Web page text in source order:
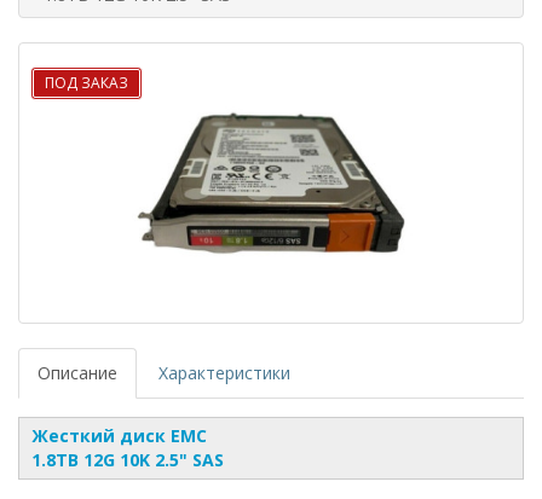
ПОД ЗАКАЗ
Описание Характеристики
Жесткий диск EMC
1.8TB 12G 10K 2.5" SAS